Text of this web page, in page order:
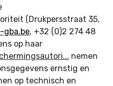
(Drukpersstraat 35,
gba.be, +32 (0)2 274 48
op haar
nemen
ernstig en
op technisch en